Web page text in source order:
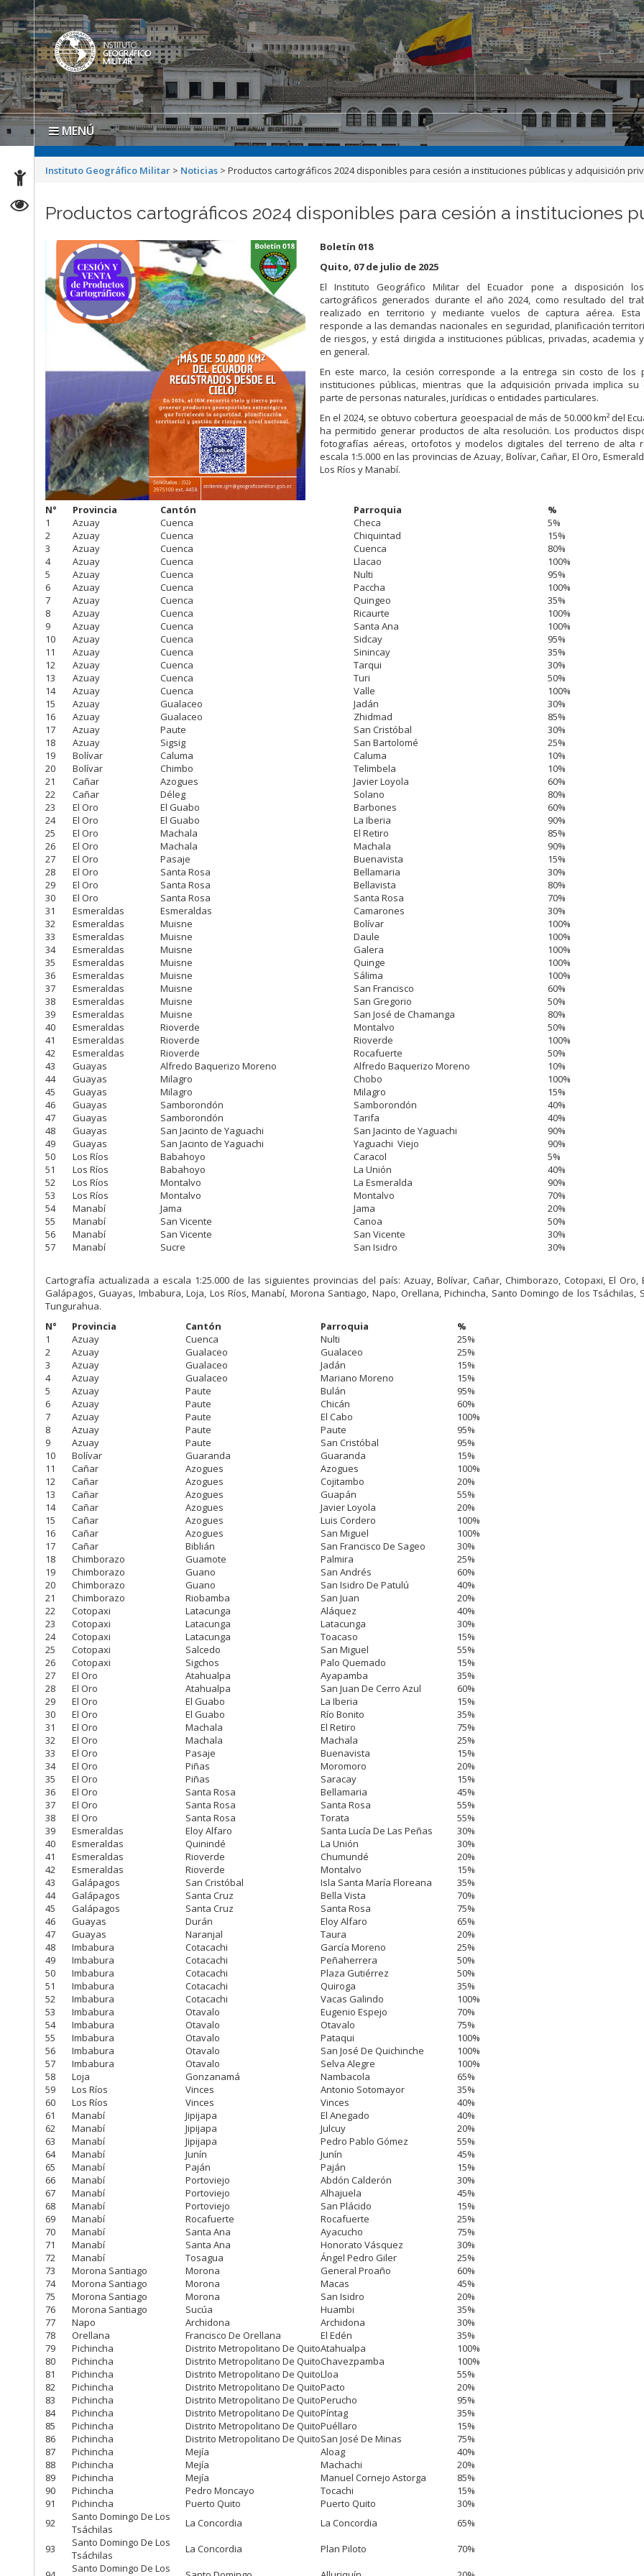
MENÚ
Instituto Geográfico Militar > Noticias >Productos cartográficos 2024 disponibles para cesión a instituciones públicas y adquisición
Productos cartográficos 2024 disponibles para cesión a instituciones
Boletín 018
Quito, 07 de julio de 2025
El Instituto Geográfico Militar del Ecuador pone a disposición
cartográficos generados durante el año 2024, como resultado del
realizado en territorio y mediante vuelos de captura aérea. Esta
responde a las demandas nacionales en seguridad, planificación
de riesgos, y está dirigida a instituciones públicas, privadas, academia
en general.
En este marco, la cesión corresponde a la entrega sin costo de los
instituciones públicas, mientras que la adquisición privada implica su
parte de personas naturales, jurídicas o entidades particulares.
En el 2024, se obtuvo cobertura geoespacial de más de 50.000 km² del
ha permitido generar productos de alta resolución. Los productos
fotografías aéreas, ortofotos y modelos digitales del terreno de alta
escala 1:5.000 en las provincias de Azuay, Bolívar, Cañar, El Oro,
Los Ríos y Manabí.
N° Provincia Cantón Parroquia
%
1
Azuay Cuenca Checa
5%
2
Azuay Cuenca Chiquintad
15%
3
Azuay Cuenca Cuenca
80%
4
Azuay Cuenca Llacao
100%
5
Azuay Cuenca Nulti
95%
6
Azuay Cuenca Paccha
100%
7
Azuay Cuenca Quingeo
35%
8
Azuay Cuenca Ricaurte
100%
9
Azuay Cuenca Santa Ana
100%
10
Azuay Cuenca Sidcay
95%
11
Azuay Cuenca Sinincay
35%
12
Azuay Cuenca Tarqui
30%
13
Azuay Cuenca Turi
50%
14
Azuay Cuenca Valle
100%
15
Azuay Gualaceo Jadán
30%
16
Azuay Gualaceo Zhidmad
85%
17
Azuay Paute San Cristóbal
30%
18
Azuay Sigsig San Bartolomé
25%
19
Bolívar Caluma Caluma
10%
20
Bolívar Chimbo Telimbela
10%
21
Cañar Azogues Javier Loyola
60%
22
Cañar Déleg Solano
80%
23
El Oro El Guabo Barbones
60%
24
El Oro El Guabo La Iberia
90%
25
El Oro Machala El Retiro
85%
26
El Oro Machala Machala
90%
27
El Oro Pasaje Buenavista
15%
28
El Oro Santa Rosa Bellamaria
30%
29
El Oro Santa Rosa Bellavista
80%
30
El Oro Santa Rosa Santa Rosa
70%
31
Esmeraldas Esmeraldas Camarones
30%
32
Esmeraldas Muisne Bolívar
100%
33
Esmeraldas Muisne Daule
100%
34
Esmeraldas Muisne Galera
100%
35
Esmeraldas Muisne Quinge
100%
36
Esmeraldas Muisne Sálima
100%
37
Esmeraldas Muisne San Francisco
60%
38
Esmeraldas Muisne San Gregorio
50%
39
Esmeraldas Muisne San José de Chamanga
80%
40
Esmeraldas Rioverde Montalvo
50%
41
Esmeraldas Rioverde Rioverde
100%
42
Esmeraldas Rioverde Rocafuerte
50%
43
Guayas Alfredo Baquerizo Moreno Alfredo Baquerizo Moreno
10%
44
Guayas Milagro Chobo
100%
45
Guayas Milagro Milagro
15%
46
Guayas Samborondón Samborondón
40%
47
Guayas Samborondón Tarifa
40%
48
Guayas San Jacinto de Yaguachi San Jacinto de Yaguachi
90%
49
Guayas San Jacinto de Yaguachi Yaguachi Viejo
90%
50
Los Ríos Babahoyo Caracol
5%
51
Los Ríos Babahoyo La Unión
40%
52
Los Ríos Montalvo La Esmeralda
90%
53
Los Ríos Montalvo Montalvo
70%
54
Manabí Jama Jama
20%
55
Manabí San Vicente Canoa
50%
56
Manabí San Vicente San Vicente
30%
57
Manabí Sucre San Isidro 30%
Cartografía actualizada a escala 1:25.000 de las siguientes provincias del país: Azuay, Bolívar, Cañar, Chimborazo, Cotopaxi, El Oro,
Galápagos, Guayas, Imbabura, Loja, Los Ríos, Manabí, Morona Santiago, Napo, Orellana, Pichincha, Santo Domingo de los Tsáchilas,
Tungurahua.
N°
Provincia Cantón Parroquia
%
1
Azuay Cuenca Nulti
25%
2
Azuay Gualaceo Gualaceo
25%
3
Azuay Gualaceo Jadán
15%
4
Azuay Gualaceo Mariano Moreno
15%
5
Azuay Paute Bulán
95%
6
Azuay Paute Chicán
60%
7
Azuay Paute El Cabo
100%
8
Azuay Paute Paute
95%
9
Azuay Paute San Cristóbal
95%
10
Bolívar Guaranda Guaranda
15%
11
Cañar Azogues Azogues
100%
12
Cañar Azogues Cojitambo
20%
13
Cañar Azogues Guapán
55%
14
Cañar Azogues Javier Loyola
20%
15
Cañar Azogues Luis Cordero
100%
16
Cañar Azogues San Miguel
100%
17
Cañar Biblián San Francisco De Sageo
30%
18
Chimborazo Guamote Palmira
25%
19
Chimborazo Guano San Andrés
60%
20
Chimborazo Guano San Isidro De Patulú
40%
21
Chimborazo Riobamba San Juan
20%
22
Cotopaxi Latacunga Aláquez
40%
23
Cotopaxi Latacunga Latacunga
30%
24
Cotopaxi Latacunga Toacaso
15%
25
Cotopaxi Salcedo San Miguel
55%
26
Cotopaxi Sigchos Palo Quemado
15%
27
El Oro Atahualpa Ayapamba
35%
28
El Oro Atahualpa San Juan De Cerro Azul
60%
29
El Oro El Guabo La Iberia
15%
30
El Oro El Guabo Río Bonito
35%
31
El Oro Machala El Retiro
75%
32
El Oro Machala Machala
25%
33
El Oro Pasaje Buenavista
15%
34
El Oro Piñas Moromoro
20%
35
El Oro Piñas Saracay
15%
36
El Oro Santa Rosa Bellamaria
45%
37
El Oro Santa Rosa Santa Rosa
55%
38
El Oro Santa Rosa Torata
55%
39
Esmeraldas Eloy Alfaro Santa Lucía De Las Peñas
30%
40
Esmeraldas Quinindé La Unión
30%
41
Esmeraldas Rioverde Chumundé
20%
42
Esmeraldas Rioverde Montalvo
15%
43
Galápagos San Cristóbal Isla Santa María Floreana
35%
44
Galápagos Santa Cruz Bella Vista
70%
45
Galápagos Santa Cruz Santa Rosa
75%
46
Guayas Durán Eloy Alfaro
65%
47
Guayas Naranjal Taura
20%
48
Imbabura Cotacachi García Moreno
25%
49
Imbabura Cotacachi Peñaherrera
50%
50
Imbabura Cotacachi Plaza Gutiérrez
50%
51
Imbabura Cotacachi Quiroga
35%
52
Imbabura Cotacachi Vacas Galindo
100%
53
Imbabura Otavalo Eugenio Espejo
70%
54
Imbabura Otavalo Otavalo
75%
55
Imbabura Otavalo Pataqui
100%
56
Imbabura Otavalo San José De Quichinche
100%
57
Imbabura Otavalo Selva Alegre
100%
58
Loja Gonzanamá Nambacola
65%
59
Los Ríos Vinces Antonio Sotomayor
35%
60
Los Ríos Vinces Vinces
40%
61
Manabí Jipijapa El Anegado
40%
62
Manabí Jipijapa Julcuy
20%
63
Manabí Jipijapa Pedro Pablo Gómez
55%
64
Manabí Junín Junín
45%
65
Manabí Paján Paján
15%
66
Manabí Portoviejo Abdón Calderón
30%
67
Manabí Portoviejo Alhajuela
45%
68
Manabí Portoviejo San Plácido
15%
69
Manabí Rocafuerte Rocafuerte
25%
70
Manabí Santa Ana Ayacucho
75%
71
Manabí Santa Ana Honorato Vásquez
30%
72
Manabí Tosagua Ángel Pedro Giler
25%
73
Morona Santiago Morona General Proaño
60%
74
Morona Santiago Morona Macas
45%
75
Morona Santiago Morona San Isidro
20%
76
Morona Santiago Sucúa Huambi
35%
77
Napo Archidona Archidona
30%
78
Orellana Francisco De Orellana El Edén
35%
79
Pichincha Distrito Metropolitano De QuitoAtahualpa
100%
80
Pichincha Distrito Metropolitano De QuitoChavezpamba
100%
81
Pichincha Distrito Metropolitano De QuitoLloa
55%
82
Pichincha Distrito Metropolitano De QuitoPacto
20%
83
Pichincha Distrito Metropolitano De QuitoPerucho
95%
84
Pichincha Distrito Metropolitano De QuitoPíntag
35%
85
Pichincha Distrito Metropolitano De QuitoPuéllaro
15%
86
Pichincha Distrito Metropolitano De QuitoSan José De Minas
75%
87
Pichincha Mejía Aloag
40%
88
Pichincha Mejía Machachi
20%
89
Pichincha Mejía Manuel Cornejo Astorga
85%
90
Pichincha Pedro Moncayo Tocachi
15%
91
Pichincha Puerto Quito Puerto Quito
30%
92
Santo Domingo De Los
Tsáchilas
La Concordia La Concordia
65%
93
Santo Domingo De Los
Tsáchilas
La Concordia Plan Piloto
70%
Santo Domingo De Los